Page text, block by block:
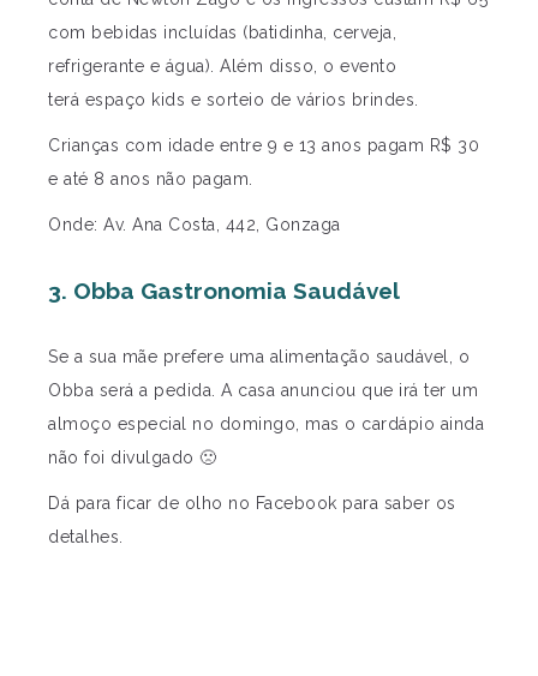
com bebidas incluídas (batidinha, cerveja,
refrigerante e água). Além disso, o evento
terá espaço kids e sorteio de vários brindes.
Crianças com idade entre 9 e 13 anos pagam R$ 30
e até 8 anos não pagam.
Onde: Av. Ana Costa, 442, Gonzaga
3. Obba Gastronomia Saudável
Se a sua mãe prefere uma alimentação saudável, o
Obba será a pedida. A casa anunciou que irá ter um
almoço especial no domingo, mas o cardápio ainda
não foi divulgado 🙁
Dá para ficar de olho no Facebook para saber os
detalhes.